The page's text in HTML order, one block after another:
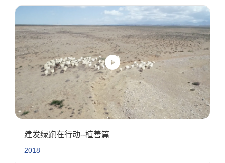
建发绿跑在行动--植善篇
2018